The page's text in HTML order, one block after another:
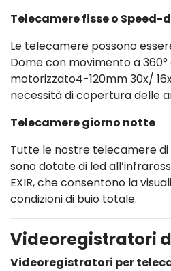
Telecamere fisse o Speed-
Le telecamere possono
Dome con movimento a
motorizzato4-120mm 30x/
necessità di copertura delle
Telecamere giorno notte
Tutte le nostre telecamere di
sono dotate di led
EXIR, che consentono la
condizioni di buio totale.
Videoregistratori
Videoregistratori per